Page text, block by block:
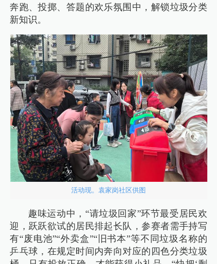
奔跑、投掷、答题的欢乐氛围中，解锁垃圾分类
新知识。
活动现。袁家岗社区供图
趣味运动中，“请垃圾回家”环节最受居民欢
迎，跃跃欲试的居民排起长队，参赛者需手持写
有“废电池”“外卖盒”“旧书本”等不同垃圾名称的
乒乓球，在规定时间内奔向对应的四色分类垃圾